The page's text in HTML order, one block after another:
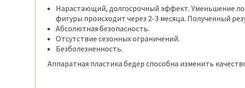
Нарастающий, долгосрочный эффект. Уменьшение
фигуры происходит через 2-3 месяца. Полученный
Абсолютная безопасность.
Отсутствие сезонных ограничений.
Безболезненность.
Аппаратная пластика бедер способна изменить